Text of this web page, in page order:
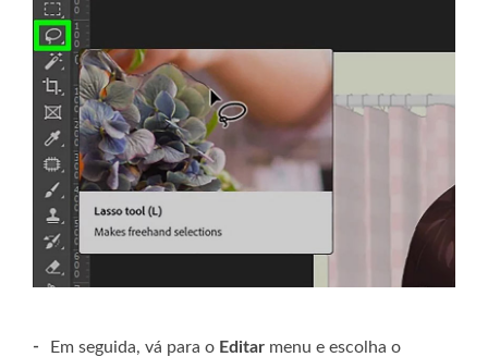
- Em seguida, vá para o Editar menu e escolha o